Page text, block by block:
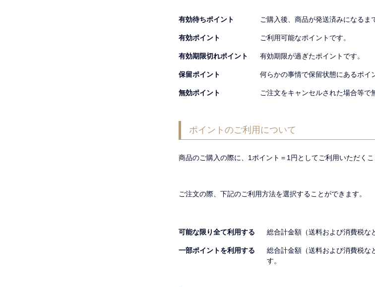
有効待ちポイント ご購入後、商品が発送済みになるま
有効ポイント ご利用可能なポイントです。
有効期限切れポイント 有効期限が過ぎたポイントです。
保留ポイント 何らかの事情で保留状態にあるポイ
無効ポイント ご注文をキャンセルされた場合等で
ポイントのご利用について
商品のご購入の際に、1ポイント＝1円としてご利用いただくこ
ご注文の際、下記のご利用方法を選択することができます。
可能な限り全て利用する 総合計金額（送料および消費税な
一部ポイントを利用する
総合計金額（送料および消費税な
す。